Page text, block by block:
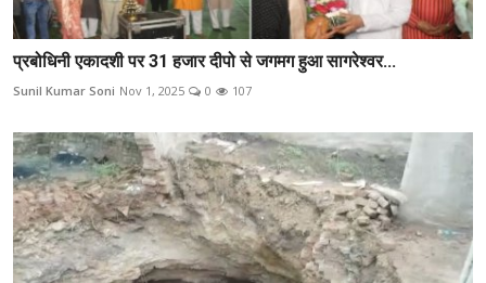
प्रबोधिनी एकादशी पर 31 हजार दीपो से जगमग हुआ सागरेश्वर...
Sunil Kumar Soni Nov 1, 2025 0 107